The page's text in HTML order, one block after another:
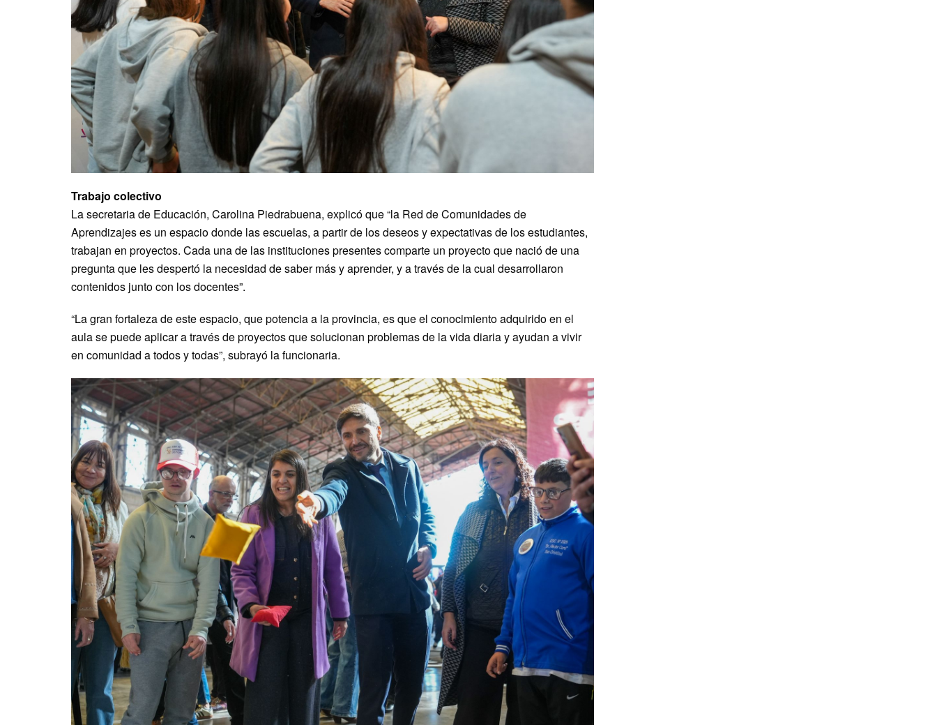
Trabajo colectivo
La secretaria de Educación, Carolina Piedrabuena, explicó que “la Red de Comunidades de
Aprendizajes es un espacio donde las escuelas, a partir de los deseos y expectativas de los estudiantes,
trabajan en proyectos. Cada una de las instituciones presentes comparte un proyecto que nació de una
pregunta que les despertó la necesidad de saber más y aprender, y a través de la cual desarrollaron
contenidos junto con los docentes”.
“La gran fortaleza de este espacio, que potencia a la provincia, es que el conocimiento adquirido en el
aula se puede aplicar a través de proyectos que solucionan problemas de la vida diaria y ayudan a vivir
en comunidad a todos y todas”, subrayó la funcionaria.